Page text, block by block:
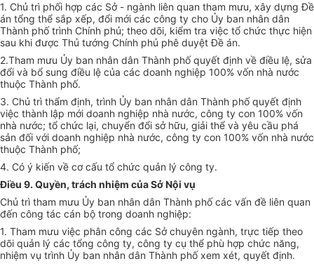
1. Chủ trì phối hợp các Sở - ngành liên quan tham mưu, xây dựng Đề
án tổng thể sắp xếp, đổi mới các công ty cho Ủy ban nhân dân
Thành phố trình Chính phủ; theo dõi, kiểm tra việc tổ chức thực hiện
sau khi được Thủ tướng Chính phủ phê duyệt Đề án.
2.Tham mưu Ủy ban nhân dân Thành phố quyết định về điều lệ, sửa
đổi và bổ sung điều lệ của các doanh nghiệp 100% vốn nhà nước
thuộc Thành phố.
3. Chủ trì thẩm định, trình Ủy ban nhân dân Thành phố quyết định
việc thành lập mới doanh nghiệp nhà nước, công ty con 100% vốn
nhà nước; tổ chức lại, chuyển đổi sở hữu, giải thể và yêu cầu phá
sản đối với doanh nghiệp nhà nước, công ty con 100% vốn nhà nước
thuộc Thành phố;
4. Có ý kiến về cơ cấu tổ chức quản lý công ty.
Điều 9. Quyền, trách nhiệm của Sở Nội vụ
Chủ trì tham mưu Ủy ban nhân dân Thành phố các vấn đề liên quan
đến công tác cán bộ trong doanh nghiệp:
1. Tham mưu việc phân công các Sở chuyên ngành, trực tiếp theo
dõi quản lý các tổng công ty, công ty cụ thể phù hợp chức năng,
nhiệm vụ trình Ủy ban nhân dân Thành phố xem xét, quyết định.